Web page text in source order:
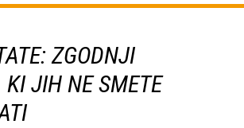
ZGODNJI
JIH NE SMETE